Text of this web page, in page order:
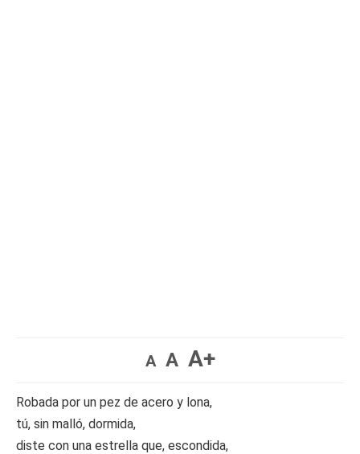
A A A+
Robada por un pez de acero y lona,
tú, sin malló, dormida,
diste con una estrella que, escondida,